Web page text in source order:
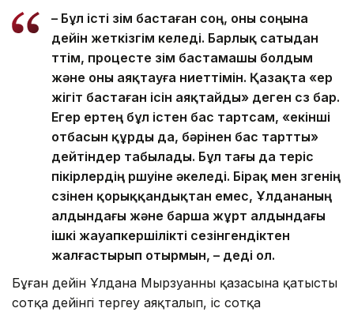
– Бұл істі өзім бастаған соң, оны соңына
дейін жеткізгім келеді. Барлық сатыдан
өттім, процесте өзім бастамашы болдым
және оны аяқтауға ниеттімін. Қазақта «ер
жігіт бастаған ісін аяқтайды» деген сөз бар.
Егер ертең бұл істен бас тартсам, «екінші
отбасын құрды да, бәрінен бас тартты»
дейтіндер табылады. Бұл тағы да теріс
пікірлердің өршуіне әкеледі. Бірақ мен өзгенің
сөзінен қорыққандықтан емес, Ұлдананың
алдындағы және барша жұрт алдындағы
ішкі жауапкершілікті сезінгендіктен
жалғастырып отырмын, – деді ол.
Бұған дейін Ұлдана Мырзуанның қазасына қатысты
сотқа дейінгі тергеу аяқталып, іс сотқа